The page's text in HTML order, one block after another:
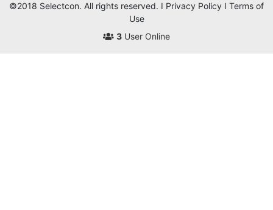
©2018 Selectcon. All rights reserved. I Privacy Policy I Terms of
Use
3 User Online